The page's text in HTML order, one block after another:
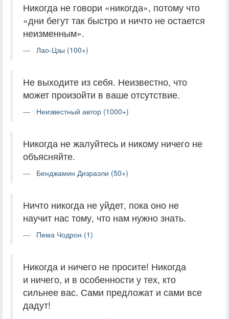
Никогда не говори «никогда», потому что
«дни бегут так быстро и ничто не остается
неизменным».
Лао-Цзы (100+)
Не выходите из себя. Неизвестно, что
может произойти в ваше отсутствие.
Неизвестный автор (1000+)
Никогда не жалуйтесь и никому ничего не
объясняйте.
Бенджамин Дизраэли (50+)
Ничто никогда не уйдет, пока оно не
научит нас тому, что нам нужно знать.
Пема Чодрон (1)
Никогда и ничего не просите! Никогда
и ничего, и в особенности у тех, кто
сильнее вас. Сами предложат и сами все
дадут!